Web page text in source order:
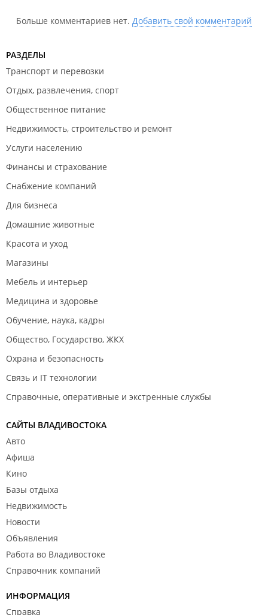
Больше комментариев нет. Добавить свой комментарий
РАЗДЕЛЫ
Транспорт и перевозки
Отдых, развлечения, спорт
Общественное питание
Недвижимость, строительство и ремонт
Услуги населению
Финансы и страхование
Снабжение компаний
Для бизнеса
Домашние животные
Красота и уход
Магазины
Мебель и интерьер
Медицина и здоровье
Обучение, наука, кадры
Общество, Государство, ЖКХ
Охрана и безопасность
Связь и IT технологии
Справочные, оперативные и экстренные службы
САЙТЫ ВЛАДИВОСТОКА
Авто
Афиша
Кино
Базы отдыха
Недвижимость
Новости
Объявления
Работа во Владивостоке
Справочник компаний
ИНФОРМАЦИЯ
Справка